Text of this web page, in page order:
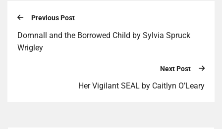
Previous Post
Domnall and the Borrowed Child by Sylvia Spruck
Wrigley
Next Post
Her Vigilant SEAL by Caitlyn O’Leary